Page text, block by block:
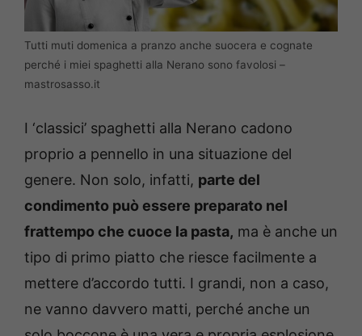
Tutti muti domenica a pranzo anche suocera e cognate
perché i miei spaghetti alla Nerano sono favolosi –
mastrosasso.it
I ‘classici’ spaghetti alla Nerano cadono
proprio a pennello in una situazione del
genere. Non solo, infatti, parte del
condimento può essere preparato nel
frattempo che cuoce la pasta, ma è anche un
tipo di primo piatto che riesce facilmente a
mettere d’accordo tutti. I grandi, non a caso,
ne vanno davvero matti, perché anche un